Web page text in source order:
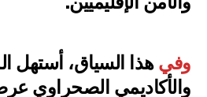
وفيهذا السياق، أستهل
والأكاديمي الصحراوي